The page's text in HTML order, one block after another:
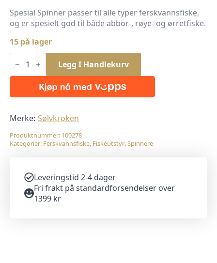
Spesial Spinner passer til alle typer ferskvannsfiske,
og er spesielt god til både abbor-, røye- og ørretfiske.
15 på lager
Sølvkroken
Spesial
9gr
antall
Legg I Handlekurv
Merke: Sølvkroken
Produktnummer: 100278
Kategorier: Ferskvannsfiske, Fiskeutstyr,Spinnere
Leveringstid 2-4 dager
Fri frakt på standardforsendelser over
1399 kr